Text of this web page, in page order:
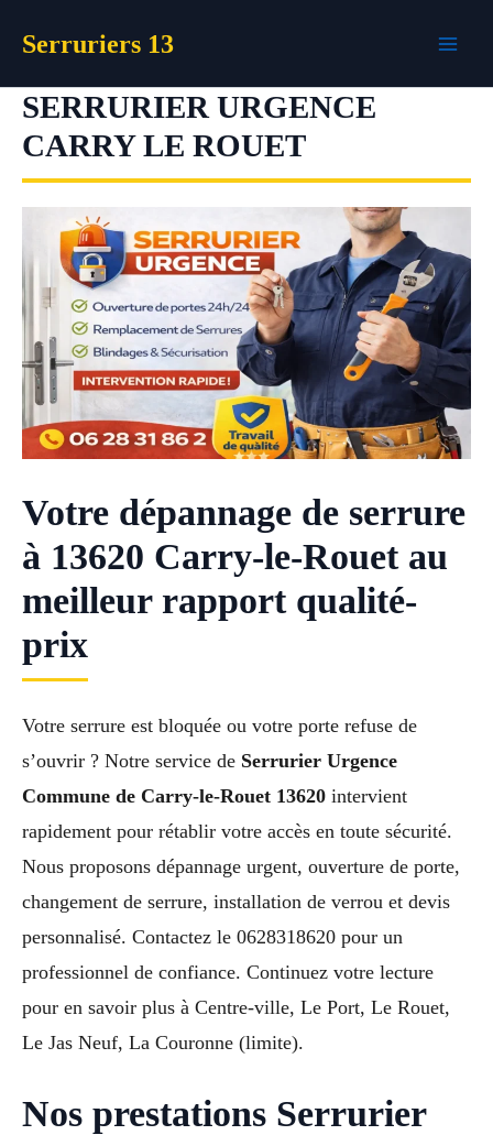
Serruriers 13
SERRURIER URGENCE
CARRY LE ROUET
Votre dépannage de serrure
à 13620 Carry-le-Rouet au
meilleur rapport qualité-
prix
Votre serrure est bloquée ou votre porte refuse de
s’ouvrir ? Notre service de Serrurier Urgence
Commune de Carry-le-Rouet 13620 intervient
rapidement pour rétablir votre accès en toute sécurité.
Nous proposons dépannage urgent, ouverture de porte,
changement de serrure, installation de verrou et devis
personnalisé. Contactez le 0628318620 pour un
professionnel de confiance. Continuez votre lecture
pour en savoir plus à Centre-ville, Le Port, Le Rouet,
Le Jas Neuf, La Couronne (limite).
Nos prestations Serrurier